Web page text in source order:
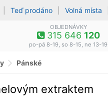
Teď prodáno Volná místa
OBJEDNÁVKY
315 646 120
po-pá 8-19, so 8-15, ne 13-19
Pánské
extraktem